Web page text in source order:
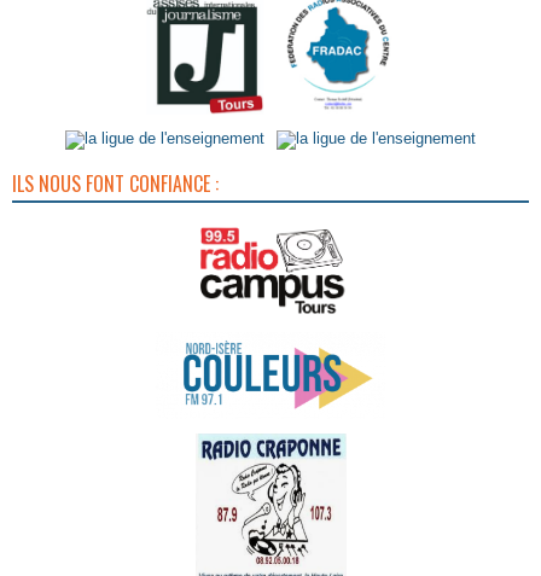
ILS NOUS FONT CONFIANCE :